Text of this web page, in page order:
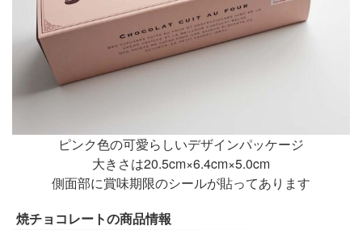
ピンク色の可愛らしいデザインパッケージ
大きさは20.5cm×6.4cm×5.0cm
側面部に賞味期限のシールが貼ってあります
焼チョコレートの商品情報